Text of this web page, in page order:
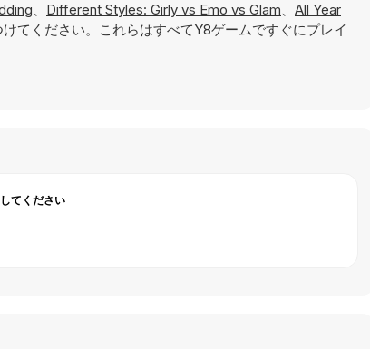
、 Different Styles: Girly vs Emo vs Glam、 All Year
てください。これらはすべてY8ゲームですぐにプレイ
てください